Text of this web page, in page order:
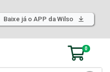
Baixe já o APP da Wilso
0